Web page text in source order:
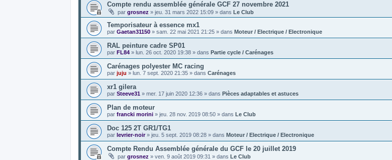
Compte rendu assemblée générale GCF 27 novembre 2021
par grosnez » jeu. 31 mars 2022 15:09 » dans Le Club
Temporisateur à essence mx1
par Gaetan31150 » sam. 22 mai 2021 21:25 » dans Moteur / Electrique / Electronique
RAL peinture cadre SP01
par FL84 » lun. 26 oct. 2020 19:38 » dans Partie cycle / Carénages
Carénages polyester MC racing
par juju » lun. 7 sept. 2020 21:35 » dans Carénages
xr1 gilera
par Steeve31 » mer. 17 juin 2020 12:36 » dans Pièces adaptables et astuces
Plan de moteur
par francki morini » jeu. 28 nov. 2019 08:50 » dans Le Club
Doc 125 2T GR1/TG1
par levrier-noir» jeu. 5 sept. 2019 08:28 » dans Moteur / Electrique / Electronique
Compte Rendu Assemblée générale du GCF le 20 juillet 2019
par grosnez » ven. 9 août 2019 09:31 » dans Le Club